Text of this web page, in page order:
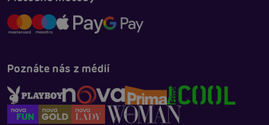
Poznáte nás z médií